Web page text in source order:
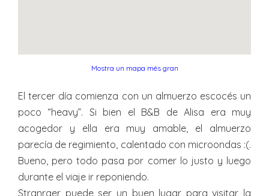
Mostra un mapa més gran
El tercer día comienza con un almuerzo escocés un
poco “heavy”. Si bien el B&B de Alisa era muy
acogedor y ella era muy amable, el almuerzo
parecía de regimiento, calentado con microondas :(.
Bueno, pero todo pasa por comer lo justo y luego
durante el viaje ir reponiendo.
Stranraer puede ser un buen lugar para visitar la